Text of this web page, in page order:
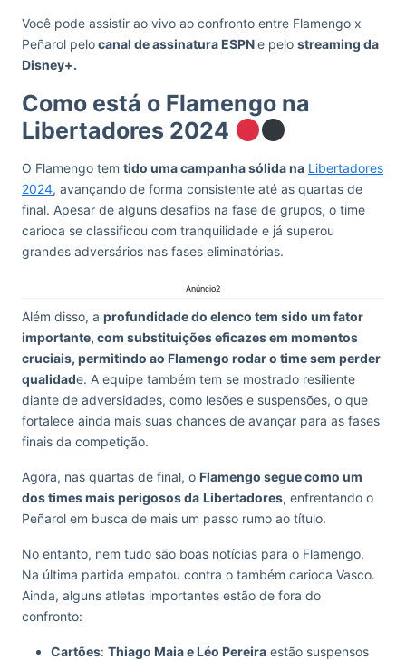
Você pode assistir ao vivo ao confronto entre Flamengo x
Peñarol pelocanal de assinatura ESPNe pelo streaming da
Disney+.
Como está o Flamengo na
Libertadores 2024
O Flamengo tem tido uma campanha sólida na Libertadores
2024, avançando de forma consistente até as quartas de
final. Apesar de alguns desafios na fase de grupos, o time
carioca se classificou com tranquilidade e já superou
grandes adversários nas fases eliminatórias.
Anúncio2
Além disso, a profundidade do elenco tem sido um fator
importante, com substituições eficazes em momentos
cruciais, permitindo ao Flamengo rodar o time sem perder
qualidade. A equipe também tem se mostrado resiliente
diante de adversidades, como lesões e suspensões, o que
fortalece ainda mais suas chances de avançar para as fases
finais da competição.
Agora, nas quartas de final, o Flamengo segue como um
dos times mais perigosos da Libertadores, enfrentando o
Peñarol em busca de mais um passo rumo ao título.
No entanto, nem tudo são boas notícias para o Flamengo.
Na última partida empatou contra o também carioca Vasco.
Ainda, alguns atletas importantes estão de fora do
confronto:
Cartões: Thiago Maia e Léo Pereira estão suspensos